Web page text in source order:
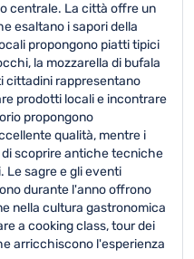
centrale. La città offre un
esaltano i sapori della
propongono piatti tipici
la mozzarella di bufala
cittadini rappresentano
prodotti locali e incontrare
propongono
qualità, mentre i
scoprire antiche tecniche
Le sagre e gli eventi
durante l'anno offrono
nella cultura gastronomica
a cooking class, tour dei
arricchiscono l'esperienza